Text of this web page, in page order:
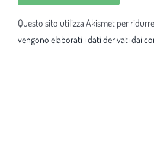
Questo sito utilizza Akismet per
vengono elaborati i dati derivati dai